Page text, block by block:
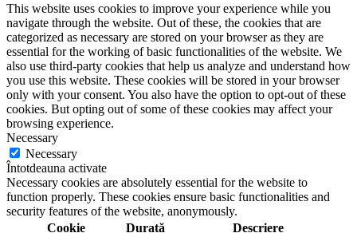
This website uses cookies to improve your experience while you
navigate through the website. Out of these, the cookies that are
categorized as necessary are stored on your browser as they are
essential for the working of basic functionalities of the website. We
also use third-party cookies that help us analyze and understand how
you use this website. These cookies will be stored in your browser
only with your consent. You also have the option to opt-out of these
cookies. But opting out of some of these cookies may affect your
browsing experience.
Necessary
Necessary
Întotdeauna activate
Necessary cookies are absolutely essential for the website to
function properly. These cookies ensure basic functionalities and
security features of the website, anonymously.
Cookie
Durată Descriere